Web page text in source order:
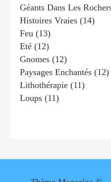
Géants Dans Les
Histoires Vraies (14)
Feu (13)
Eté (12)
Gnomes (12)
Paysages Enchantés (12)
Lithothérapie (11)
Loups (11)